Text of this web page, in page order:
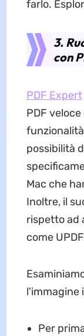
farlo.
3.
con
PDF Expert
PDF
possibilità
Mac che
Inoltre, il
rispetto ad
come
l'immagine
Per